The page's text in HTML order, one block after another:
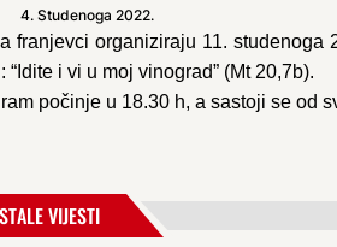
4. Studenoga 2022.
franjevci organiziraju 11.
“Idite i vi u moj vinograd” (Mt 20,7b).
počinje u 18.30 h, a sastoji se od
VIJESTI